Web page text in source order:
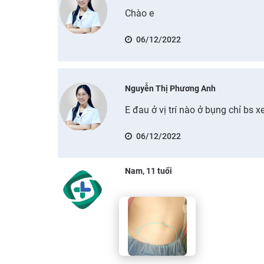
Chào e
06/12/2022
Nguyễn Thị Phương Anh
E đau ở vị trí nào ở bụng chỉ bs
06/12/2022
Nam, 11 tuổi